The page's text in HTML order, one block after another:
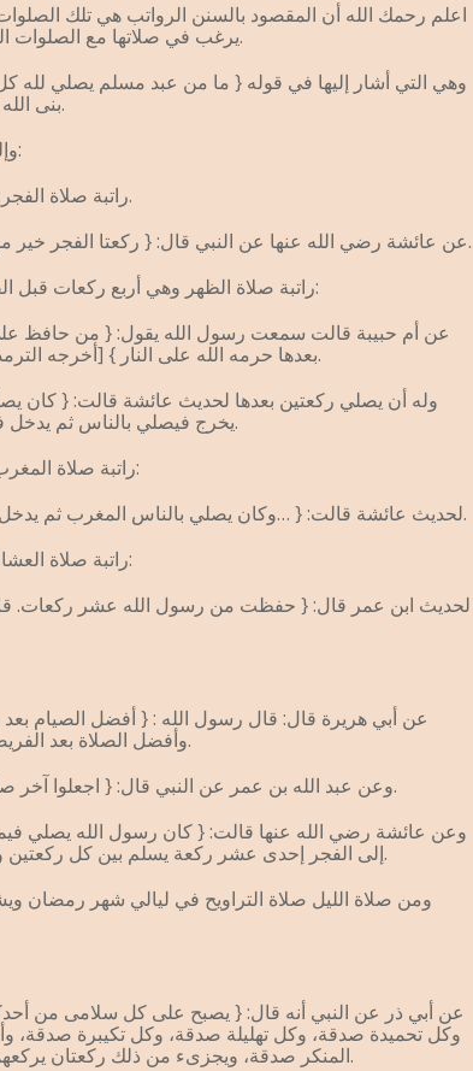
اعلم رحمك الله أن المقصود بالسنن الرواتب هي تلك
يرغب في صلاتها مع الصلوات الخمس المفروضة قبلها أو بعدها.
وهي التي أشار إليها في قوله { ما من عبد مسلم يصلي لله
بنى الله له بيتاً في الجنة } [رواه مسلم].
وإليك – أيها القارئ الكريم – بيانها:
1 – راتبة صلاة الفجر: وهي ركعتان قبل الفريضة.
عن عائشة رضي الله عنها عن النبي قال: { ركعتا الفجر خير من الدنيا وما فيها } [رواه مسلم].
2 – راتبة صلاة الظهر وهي أربع ركعات قبل الفريضة وأربع أو اثنتان بعدها:
عن أم حبيبة قالت سمعت رسول الله يقول: { من حافظ
بعدها حرمه الله على النار } [أخرجه الترمذي وابن ماجة وصححه الألباني].
وله أن يصلي ركعتين بعدها لحديث عائشة قالت: { كان
يخرج فيصلي بالناس ثم يدخل فيصلي ركعتين} [أخرجه مسلم].
3 – راتبة صلاة المغرب وهي ركعتان بعد الفريضة:
لحديث عائشة قالت: { …وكان يصلي بالناس المغرب ثم يدخل فيصلي ركعتين } [رواه مسلم].
4 – راتبة صلاة العشاء وهي ركعتان بعد الفريضة:
لحديث ابن عمر قال: { حفظت من رسول الله عشر ركعات.
عن أبي هريرة قال: قال رسول الله : { أفضل الصيام
وأفضل الصلاة بعد الفريضة صلاة الليل } [أخرجه مسلم].
وعن عبد الله بن عمر عن النبي قال: { اجعلوا آخر صلاتكم بالليل وتراً } [متفق عليه].
وعن عائشة رضي الله عنها قالت: { كان رسول الله يصلي
إلى الفجر إحدى عشر ركعة يسلم بين كل ركعتين ويوتر بواحدة… } [أخرجه مسلم].
ومن صلاة الليل صلاة التراويح في ليالي شهر رمضان
عن أبي ذر عن النبي أنه قال: { يصبح على كل سلامى من
وكل تحميدة صدقة، وكل تهليلة صدقة، وكل تكيبرة صدقة،
المنكر صدقة، ويجزىء من ذلك ركعتان يركعهما من الضحى } [أخرجه مسلم].